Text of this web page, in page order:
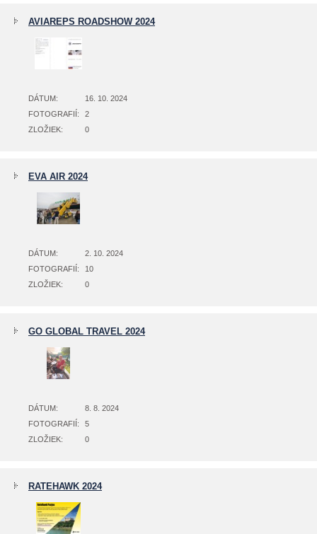
AVIAREPS ROADSHOW 2024
DÁTUM:
16. 10. 2024
FOTOGRAFIÍ:
2
ZLOŽIEK:
0
EVA AIR 2024
DÁTUM:
2. 10. 2024
FOTOGRAFIÍ:
10
ZLOŽIEK:
0
GO GLOBAL TRAVEL 2024
DÁTUM:
8. 8. 2024
FOTOGRAFIÍ:
5
ZLOŽIEK:
0
RATEHAWK 2024